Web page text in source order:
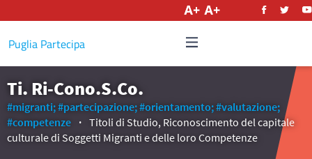
Puglia Partecipa
Ti. Ri-Cono.S.Co.
#migranti;#partecipazione;#orientamento;#valutazione;
#competenze
Titoli di Studio, Riconoscimento del capitale
culturale di Soggetti Migranti e delle loro Competenze